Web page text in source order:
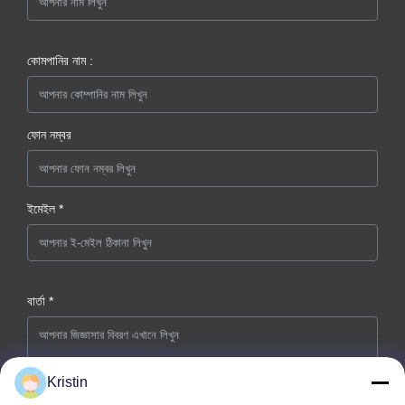
কোমপানির নাম :
ফোন নম্বর
ইমেইল *
বার্তা *
Kristin